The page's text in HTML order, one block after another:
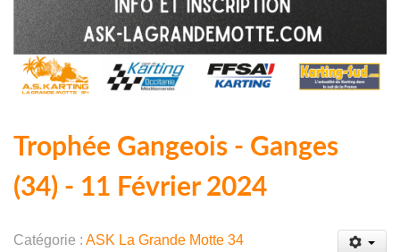
Trophée Gangeois - Ganges
(34) - 11 Février 2024
Catégorie : ASK La Grande Motte 34